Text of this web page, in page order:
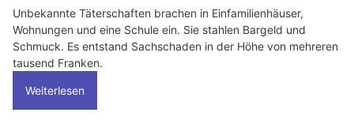
Unbekannte Täterschaften brachen in Einfamilienhäuser,
Wohnungen und eine Schule ein. Sie stahlen Bargeld und
Schmuck. Es entstand Sachschaden in der Höhe von mehreren
tausend Franken.
Weiterlesen